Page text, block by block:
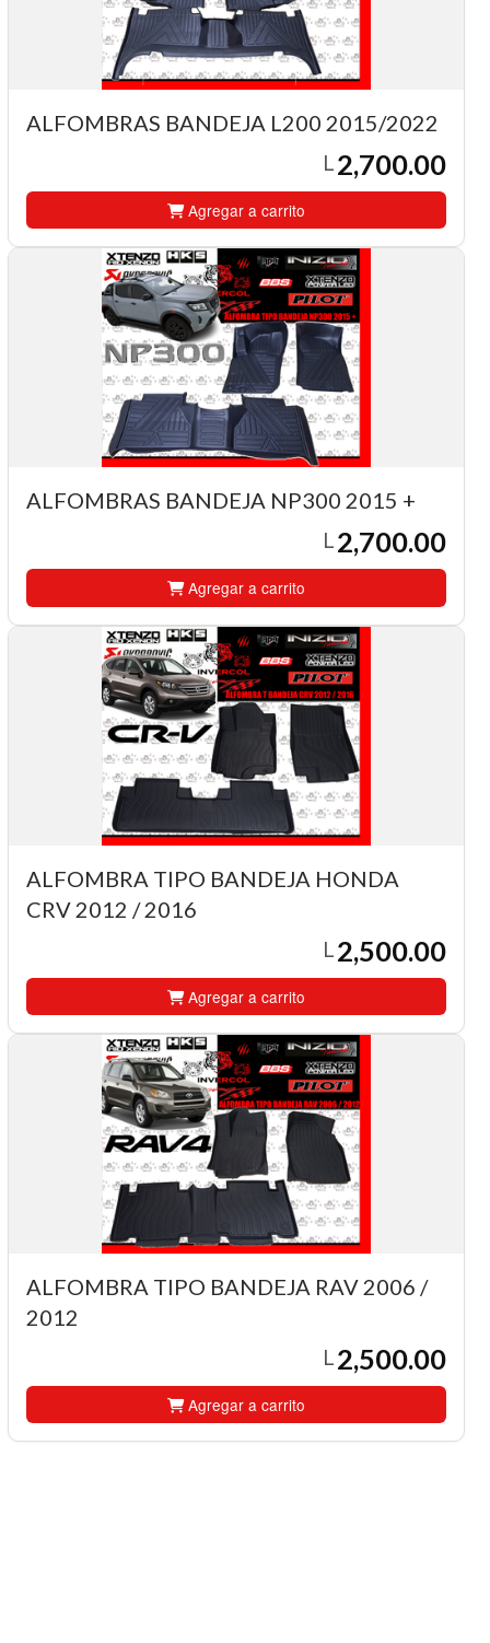
ALFOMBRAS BANDEJA L200 2015/2022
L2,700.00
Agregar a carrito
ALFOMBRAS BANDEJA NP300 2015 +
L2,700.00
Agregar a carrito
ALFOMBRA TIPO BANDEJA HONDA
CRV 2012 / 2016
L2,500.00
Agregar a carrito
ALFOMBRA TIPO BANDEJA RAV 2006 /
2012
L2,500.00
Agregar a carrito